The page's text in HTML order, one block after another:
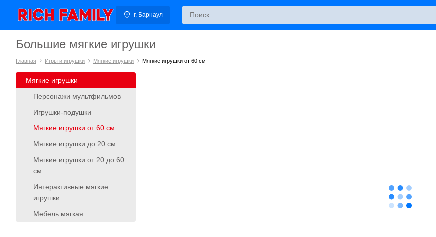
г. Барнаул
Большие мягкие игрушки
Главная Игры и игрушки Мягкие игрушки Мягкие игрушки от 60 см
Мягкие игрушки
Персонажи мультфильмов
Игрушки-подушки
Мягкие игрушки от 60 см
Мягкие игрушки до 20 см
Мягкие игрушки от 20 до 60
см
Интерактивные мягкие
игрушки
Мебель мягкая